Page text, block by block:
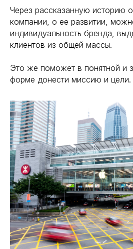
Через рассказанную историю
компании, о ее развитии,
индивидуальность бренда,
клиентов из общей массы.
Это же поможет в понятной и
форме донести миссию и цели.